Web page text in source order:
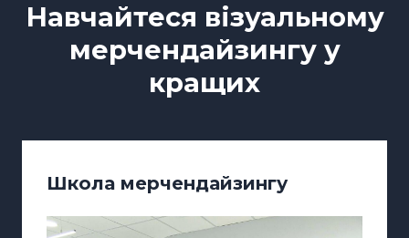
Навчайтеся візуальному
мерчендайзингу у
кращих
Школа мерчендайзингу